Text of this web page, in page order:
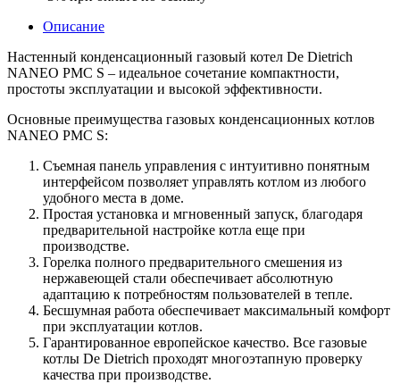
Описание
Настенный конденсационный газовый котел De Dietrich
NANEO PMC S – идеальное сочетание компактности,
простоты эксплуатации и высокой эффективности.
Основные преимущества газовых конденсационных котлов
NANEO PMC S:
Съемная панель управления c интуитивно понятным
интерфейсом позволяет управлять котлом из любого
удобного места в доме.
Простая установка и мгновенный запуск, благодаря
предварительной настройке котла еще при
производстве.
Горелка полного предварительного смешения из
нержавеющей стали обеспечивает абсолютную
адаптацию к потребностям пользователей в тепле.
Бесшумная работа обеспечивает максимальный комфорт
при эксплуатации котлов.
Гарантированное европейское качество. Все газовые
котлы De Dietrich проходят многоэтапную проверку
качества при производстве.